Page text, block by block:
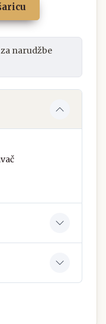
narudžbe